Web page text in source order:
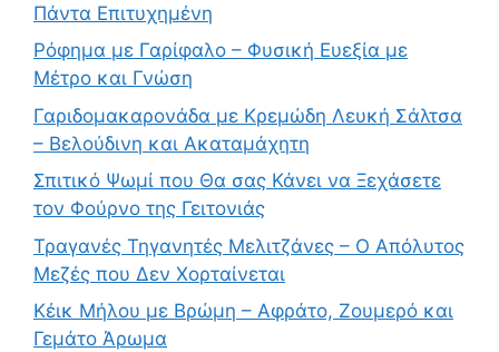
Πάντα Επιτυχημένη
Ρόφημα με Γαρίφαλο – Φυσική Ευεξία με
Μέτρο και Γνώση
Γαριδομακαρονάδα με Κρεμώδη Λευκή Σάλτσα
– Βελούδινη και Ακαταμάχητη
Σπιτικό Ψωμί που Θα σας Κάνει να Ξεχάσετε
τον Φούρνο της Γειτονιάς
Τραγανές Τηγανητές Μελιτζάνες – Ο Απόλυτος
Μεζές που Δεν Χορταίνεται
Κέικ Μήλου με Βρώμη – Αφράτο, Ζουμερό και
Γεμάτο Άρωμα